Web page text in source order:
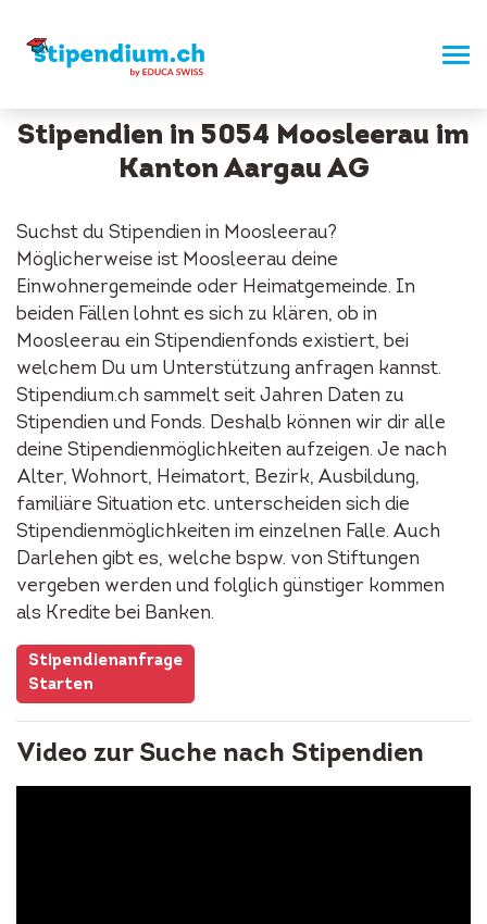
Stipendien in 5054 Moosleerau im
Kanton Aargau AG
Suchst du Stipendien in Moosleerau?
Möglicherweise ist Moosleerau deine
Einwohnergemeinde oder Heimatgemeinde. In
beiden Fällen lohnt es sich zu klären, ob in
Moosleerau ein Stipendienfonds existiert, bei
welchem Du um Unterstützung anfragen kannst.
Stipendium.ch sammelt seit Jahren Daten zu
Stipendien und Fonds. Deshalb können wir dir alle
deine Stipendienmöglichkeiten aufzeigen. Je nach
Alter, Wohnort, Heimatort, Bezirk, Ausbildung,
familiäre Situation etc. unterscheiden sich die
Stipendienmöglichkeiten im einzelnen Falle. Auch
Darlehen gibt es, welche bspw. von Stiftungen
vergeben werden und folglich günstiger kommen
als Kredite bei Banken.
Stipendienanfrage
Starten
Video zur Suche nach Stipendien